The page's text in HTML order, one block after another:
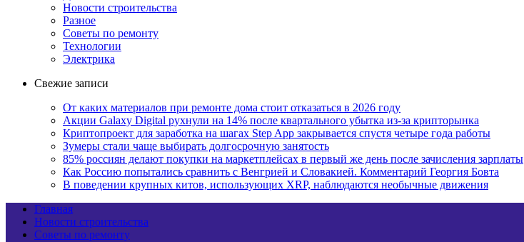
Новости строительства
Разное
Советы по ремонту
Технологии
Электрика
Свежие записи
От каких материалов при ремонте дома стоит отказаться в 2026 году
Акции Galaxy Digital рухнули на 14% после квартального убытка из-за крипторынка
Криптопроект для заработка на шагах Step App закрывается спустя четыре года работы
Зумеры стали чаще выбирать долгосрочную занятость
85% россиян делают покупки на маркетплейсах в первый же день после зачисления зарплаты
Как Россию попытались сравнить с Венгрией и Словакией. Комментарий Георгия Бовта
В поведении крупных китов, использующих XRP, наблюдаются необычные движения
Главная
Новости строительства
Советы по ремонту